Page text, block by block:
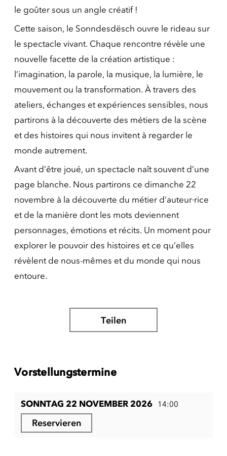
le goûter sous un angle créatif !
Cette saison, le Sonndesdësch ouvre le rideau sur
le spectacle vivant. Chaque rencontre révèle une
nouvelle facette de la création artistique :
l’imagination, la parole, la musique, la lumière, le
mouvement ou la transformation. À travers des
ateliers, échanges et expériences sensibles, nous
partirons à la découverte des métiers de la scène
et des histoires qui nous invitent à regarder le
monde autrement.
Avant d’être joué, un spectacle naît souvent d’une
page blanche. Nous partirons ce dimanche 22
novembre à la découverte du métier d’auteur·rice
et de la manière dont les mots deviennent
personnages, émotions et récits. Un moment pour
explorer le pouvoir des histoires et ce qu’elles
révèlent de nous-mêmes et du monde qui nous
entoure.
Teilen
Vorstellungstermine
SONNTAG 22 NOVEMBER 2026 14:00
Reservieren